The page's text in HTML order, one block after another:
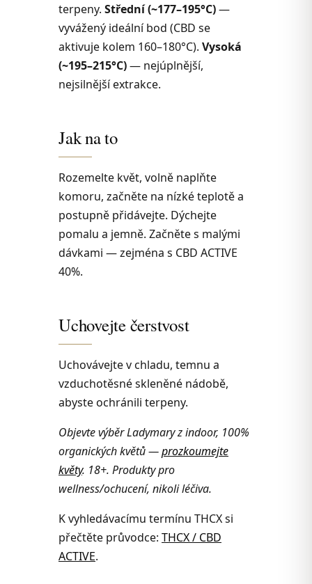
terpeny. Střední (~177–195°C)—
vyvážený ideální bod (CBD se
aktivuje kolem 160–180°C). Vysoká
(~195–215°C)— nejúplnější,
nejsilnější extrakce.
Jak na to
Rozemelte květ, volně naplňte
komoru, začněte na nízké teplotě a
postupně přidávejte. Dýchejte
pomalu a jemně. Začněte s malými
dávkami — zejména s CBD ACTIVE
40%.
Uchovejte čerstvost
Uchovávejte v chladu, temnu a
vzduchotěsné skleněné nádobě,
abyste ochránili terpeny.
Objevte výběr Ladymary z indoor, 100%
organických květů —prozkoumejte
květy. 18+. Produkty pro
wellness/ochucení, nikoli léčiva.
K vyhledávacímu termínu THCX si
přečtěte průvodce: THCX / CBD
ACTIVE.